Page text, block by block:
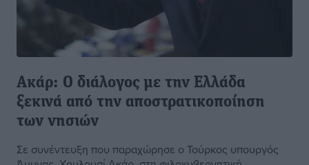
Ακάρ: O διάλογος με την Ελλάδα
ξεκινά από την αποστρατικοποίηση
των νησιών
Σε συνέντευξη που παραχώρησε ο Τούρκος υπουργός